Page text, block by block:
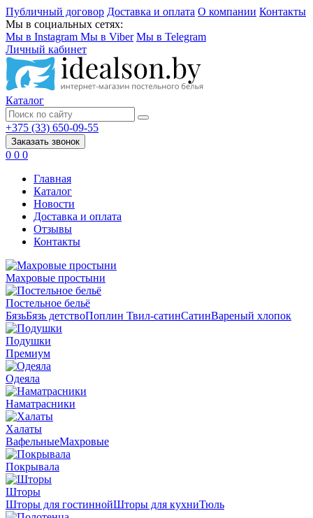
Публичный договор Доставка и оплата О компании Контакты
Мы в социальных сетях:
Мы в Instagram Мы в Viber Мы в Telegram
Личный кабинет
Каталог
+375 (33) 650-09-55
Заказать звонок
0 0 0
Главная
Каталог
Новости
Доставка и оплата
Отзывы
Контакты
Махровые простыни
Постельное бельё
БязьБязь детствоПоплин Твил-сатинСатинВареный хлопок
Подушки
Премиум
Одеяла
Наматрасники
Халаты
ВафельныеМахровые
Покрывала
Шторы
Шторы для гостиннойШторы для кухниТюль